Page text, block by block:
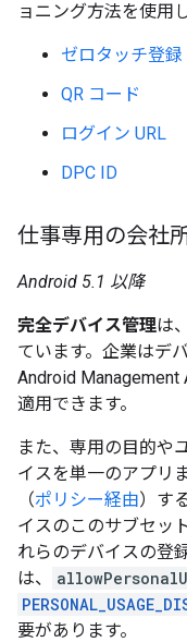
ョニング方法を使用し
ゼロタッチ登録
QR コード
ログイン URL
DPC ID
仕事専用の会社
Android 5.1 以降
完全デバイス管理は
ています。企業はデ
Android
適用できます。
また、専用の目的や
イスを単一のアプリ
（ポリシー経由）す
イスのこのサブセッ
れらのデバイスの登
は、
要があります。